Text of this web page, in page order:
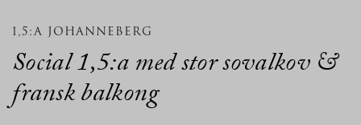
1,5:A JOHANNEBERG
Social 1,5:a med stor sovalkov &
fransk balkong